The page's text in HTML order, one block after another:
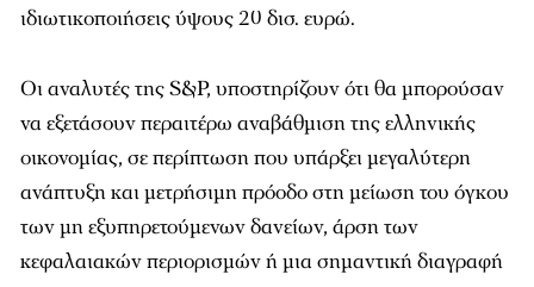
ιδιωτικοποιήσεις ύψους 20 δισ. ευρώ.
Οι αναλυτές της S&P, υποστηρίζουν ότι θα μπορούσαν
να εξετάσουν περαιτέρω αναβάθμιση της ελληνικής
οικονομίας, σε περίπτωση που υπάρξει μεγαλύτερη
ανάπτυξη και μετρήσιμη πρόοδο στη μείωση του όγκου
των μη εξυπηρετούμενων δανείων, άρση των
κεφαλαιακών περιορισμών ή μια σημαντική διαγραφή